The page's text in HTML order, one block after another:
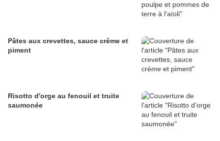
Pâtes aux crevettes, sauce crème et
piment
Risotto d'orge au fenouil et truite
saumonée